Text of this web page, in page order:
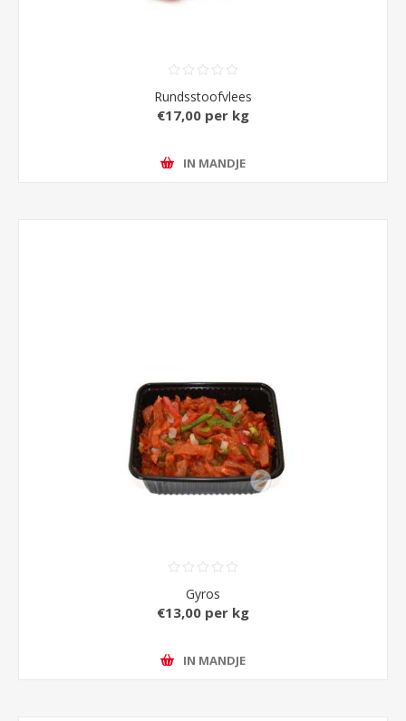
Rundsstoofvlees
€17,00 per kg
IN MANDJE
Gyros
€13,00 per kg
IN MANDJE